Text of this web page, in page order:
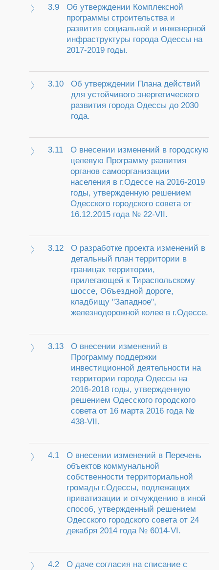
3.9
Об утверждении Комплексной
программы строительства и
развития социальной и инженерной
инфраструктуры города Одессы на
2017-2019 годы.
3.10
Об утверждении Плана действий
для устойчивого энергетического
развития города Одессы до 2030
года.
3.11
О внесении изменений в городскую
целевую Программу развития
органов самоорганизации
населения в г.Одессе на 2016-2019
годы, утвержденную решением
Одесского городского совета от
16.12.2015 года № 22-VII.
3.12
О разработке проекта изменений в
детальный план территории в
границах территории,
прилегающей к Тираспольскому
шоссе, Объездной дороге,
кладбищу "Западное",
железнодорожной колее в г.Одессе.
3.13
О внесении изменений в
Программу поддержки
инвестиционной деятельности на
территории города Одессы на
2016-2018 годы, утвержденную
решением Одесского городского
совета от 16 марта 2016 года №
438-VII.
4.1
О внесении изменений в Перечень
объектов коммунальной
собственности территориальной
громады г.Одессы, подлежащих
приватизации и отчуждению в иной
способ, утвержденный решением
Одесского городского совета от 24
декабря 2014 года № 6014-VI.
4.2
О даче согласия на списание с